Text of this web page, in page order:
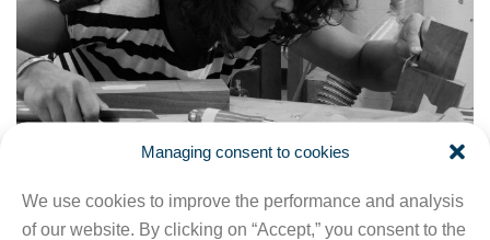
Managing consent to cookies
We use cookies to improve the performance and analysis
of our website. By clicking on “Accept,” you consent to the
Crédit photo: ÉÉAM